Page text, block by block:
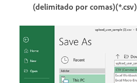
(delimitado por comas)(*.csv)